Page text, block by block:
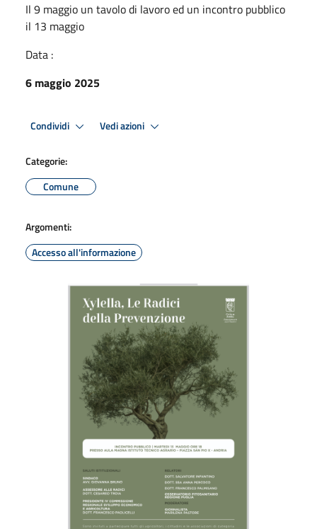
Il 9 maggio un tavolo di lavoro ed un incontro pubblico
il 13 maggio
Data :
6 maggio 2025
Condividi Vedi azioni
Categorie:
Comune
Argomenti:
Accesso all'informazione